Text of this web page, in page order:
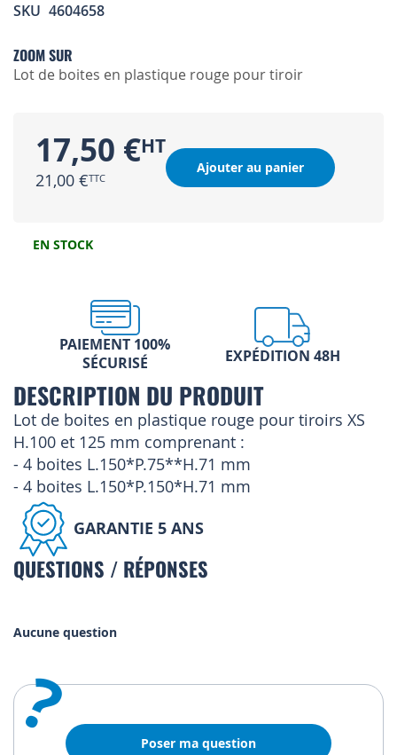
SKU 4604658
ZOOM SUR
Lot de boites en plastique rouge pour tiroir
17,50 €
21,00 €
Ajouter au panier
EN STOCK
PAIEMENT 100%
SÉCURISÉ
EXPÉDITION 48H
DESCRIPTION DU PRODUIT
Lot de boites en plastique rouge pour tiroirs XS
H.100 et 125 mm comprenant :
- 4 boites L.150*P.75**H.71 mm
- 4 boites L.150*P.150*H.71 mm
GARANTIE 5 ANS
QUESTIONS / RÉPONSES
Aucune question
? Poser ma question